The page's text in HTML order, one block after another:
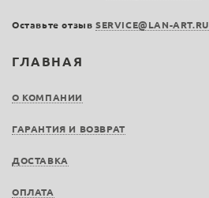
ГЛАВНАЯ
О КОМПАНИИ
ГАРАНТИЯ И ВОЗВРАТ
ДОСТАВКА
ОПЛАТА
Оставьте отзыв SERVICE@LAN-ART.RU